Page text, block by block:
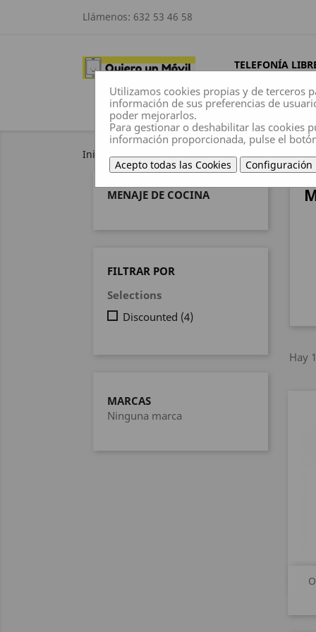
Llámenos: 632 53 46 58
TELEFONÍA
Inicio Electrodomésticos Menaje de Cocina
MENAJE DE COCINA
FILTRAR POR
Selections
Discounted (4)
MARCAS
Ninguna marca
Hay
Utilizamos cookies propias y de terceros
información de sus preferencias de
poder mejorarlos.
Para gestionar o deshabilitar las cookies
información proporcionada, pulse el
Acepto todas las Cookies Configuración